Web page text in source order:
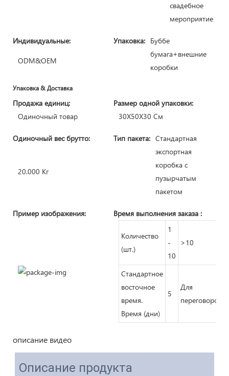
свадебное
мероприятие
Индивидуальные:
ODM&OEM
Упаковка: Буббе
бумага+внешние
коробки
Упаковка & Доставка
Продажа единиц:
Одиночный товар
Размер одной упаковки:
30X50X30 См
Одиночный вес брутто:
20.000 Кг
Тип пакета: Стандартная
экспортная
коробка с
пузырчатым
пакетом
Пример изображения: Время выполнения заказа :
Количество
(шт.)
1
-
10
>10
Стандартное
восточное
время.
Время (дни)
5
Для
переговоров
описание видео
Описание продукта